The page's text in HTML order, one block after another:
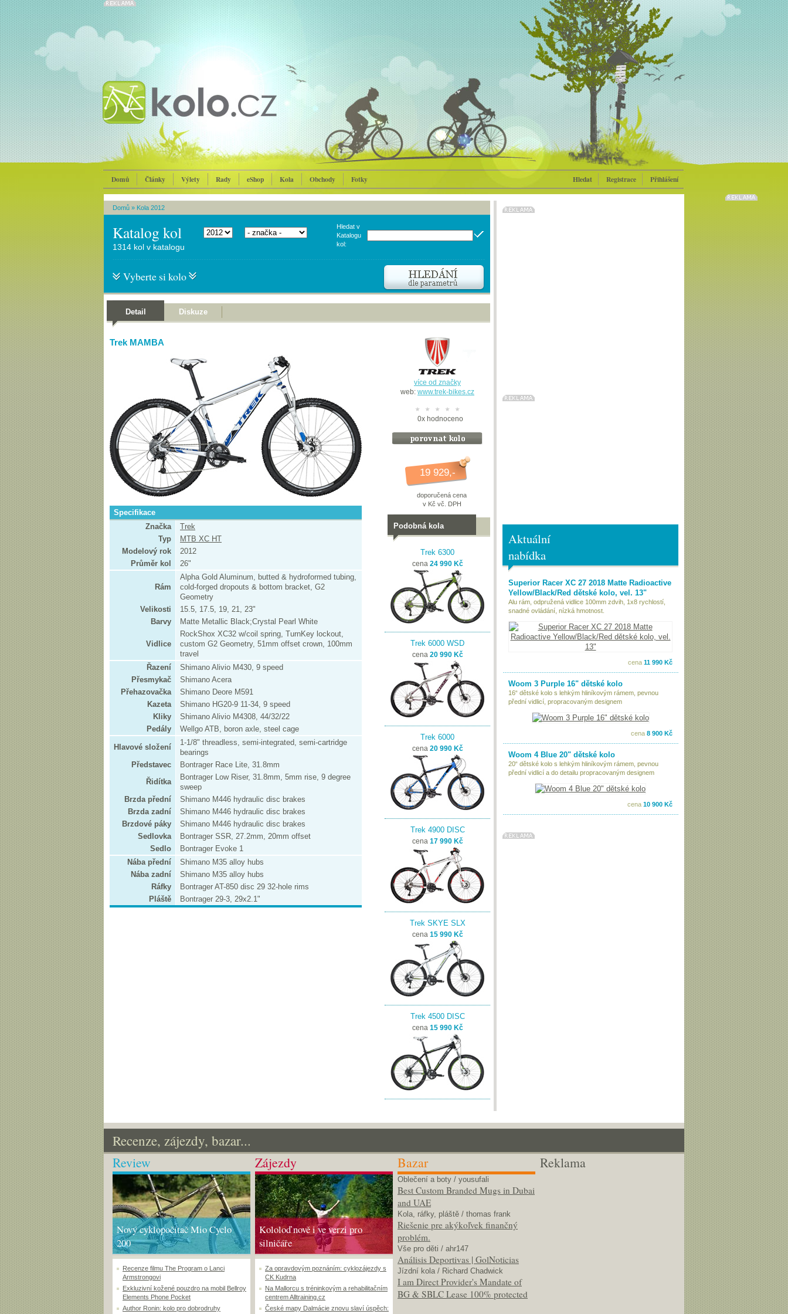
Domů Články Výlety Rady eShop Kola Obchody Fotky Hledat Registrace Přihlášení
Domů » Kola 2012
Katalog kol
Hledat v
Katalogu
kol:
1314 kol v katalogu
Vyberte si kolo
Detail Diskuze
Trek MAMBA
Specifikace
Značka
Trek
Typ
MTB XC HT
Modelový rok
2012
Průměr kol
26"
Rám
Alpha Gold Aluminum, butted & hydroformed tubing,
cold-forged dropouts & bottom bracket, G2
Geometry
Velikosti
15.5, 17.5, 19, 21, 23"
Barvy
Matte Metallic Black;Crystal Pearl White
Vidlice
RockShox XC32 w/coil spring, TurnKey lockout,
custom G2 Geometry, 51mm offset crown, 100mm
travel
Řazení
Shimano Alivio M430, 9 speed
Přesmykač
Shimano Acera
Přehazovačka
Shimano Deore M591
Kazeta
Shimano HG20-9 11-34, 9 speed
Kliky
Shimano Alivio M4308, 44/32/22
Pedály
Wellgo ATB, boron axle, steel cage
Hlavové složení
1-1/8" threadless, semi-integrated, semi-cartridge
bearings
Představec
Bontrager Race Lite, 31.8mm
Řidítka
Bontrager Low Riser, 31.8mm, 5mm rise, 9 degree
sweep
Brzda přední
Shimano M446 hydraulic disc brakes
Brzda zadní
Shimano M446 hydraulic disc brakes
Brzdové páky
Shimano M446 hydraulic disc brakes
Sedlovka
Bontrager SSR, 27.2mm, 20mm offset
Sedlo
Bontrager Evoke 1
Nába přední
Shimano M35 alloy hubs
Nába zadní
Shimano M35 alloy hubs
Ráfky
Bontrager AT-850 disc 29 32-hole rims
Pláště
Bontrager 29-3, 29x2.1"
více od značky
web: www.trek-bikes.cz
0xhodnoceno
19 929,-
doporučená cena
v Kč vč. DPH
Podobná kola
Trek 6300
cena 24 990 Kč
Trek 6000 WSD
cena 20 990 Kč
Trek 6000
cena 20 990 Kč
Trek 4900 DISC
cena 17 990 Kč
Trek SKYE SLX
cena 15 990 Kč
Trek 4500 DISC
cena 15 990 Kč
Aktuální
nabídka
Superior Racer XC 27 2018 Matte Radioactive
Yellow/Black/Red dětské kolo, vel. 13"
Alu rám, odpružená vidlice 100mm zdvih, 1x8 rychlostí,
snadné ovládání, nízká hmotnost.
cena 11 990 Kč
Woom 3 Purple 16" dětské kolo
16“ dětské kolo s lehkým hliníkovým rámem, pevnou
přední vidlicí, propracovaným designem
cena 8 900 Kč
Woom 4 Blue 20" dětské kolo
20“ dětské kolo s lehkým hliníkovým rámem, pevnou
přední vidlicí a do detailu propracovaným designem
cena 10 900 Kč
Recenze, zájezdy, bazar...
Review
Nový cyklopočítač Mio Cyclo
200
Recenze filmu The Program o Lanci
Armstrongovi
Exkluzivní kožené pouzdro na mobil Bellroy
Elements Phone Pocket
Author Ronin: kolo pro dobrodruhy
Zájezdy
Kololoď nově i ve verzi pro
silničáře
Za opravdovým poznáním: cyklozájezdy s
CK Kudrna
Na Mallorcu s tréninkovým a rehabilitačním
centrem Alltraining.cz
České mapy Dalmácie znovu slaví úspěch:
Bazar
Oblečení a boty / yousufali
Best Custom Branded Mugs in Dubai
and UAE
Kola, ráfky, pláště / thomas frank
Riešenie pre akýkoľvek finančný
problém.
Vše pro děti / ahr147
Análisis Deportivas | GolNoticias
Jízdní kola / Richard Chadwick
I am Direct Provider's Mandate of
BG & SBLC Lease 100% protected
Reklama